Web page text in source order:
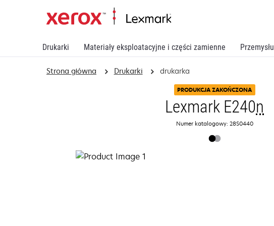
Drukarki Materiały eksploatacyjne i części zamienne Przemysłu
Strona główna Drukarki drukarka
PRODUKCJA ZAKOŃCZONA
Lexmark E240n
Numer katalogowy: 28S0440